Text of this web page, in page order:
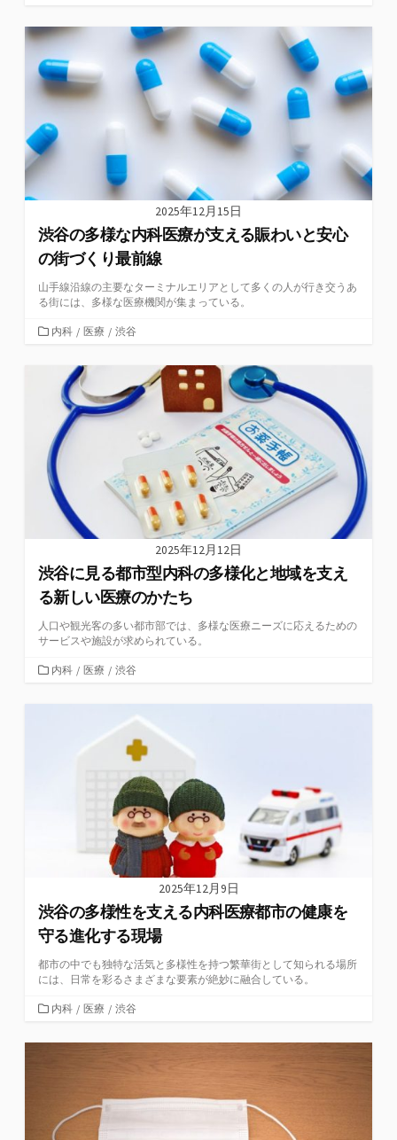
ゴ
リ
ー
2025年12月15日
渋谷の多様な内科医療が支える賑わいと安心
の街づくり最前線
山手線沿線の主要なターミナルエリアとして多くの人が行き交うあ
る街には、多様な医療機関が集まっている。
カ内科 / 医療 / 渋谷
2025年12月12日
渋谷に見る都市型内科の多様化と地域を支え
る新しい医療のかたち
人口や観光客の多い都市部では、多様な医療ニーズに応えるための
サービスや施設が求められている。
カ
ゴ
内科 / 医療 / 渋谷
2025年12月9日
渋谷の多様性を支える内科医療都市の健康を
守る進化する現場
都市の中でも独特な活気と多様性を持つ繁華街として知られる場所
には、日常を彩るさまざまな要素が絶妙に融合している。
カ
ゴ
内科 / 医療 / 渋谷